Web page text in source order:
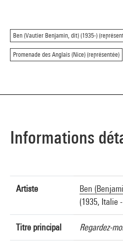
Ben (Vautier Benjamin, dit) (1935-)
Promenade des Anglais (Nice) (représentée)
Informations
Artiste
Ben
(1935, Italie
Titre principal Regardez-